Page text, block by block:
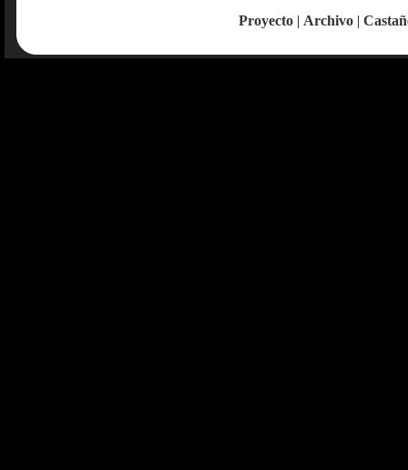
Proyecto | Archivo |